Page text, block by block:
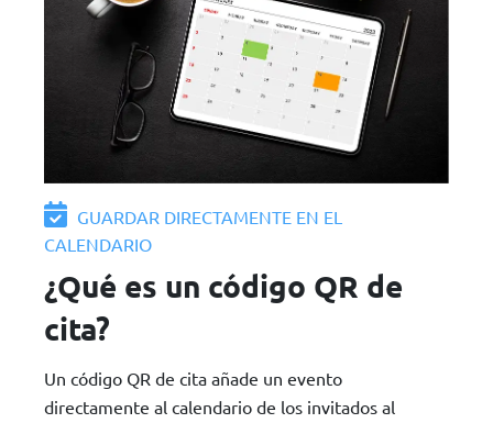
GUARDAR DIRECTAMENTE EN EL
CALENDARIO
¿Qué es un código QR de
cita?
Un código QR de cita añade un evento
directamente al calendario de los invitados al